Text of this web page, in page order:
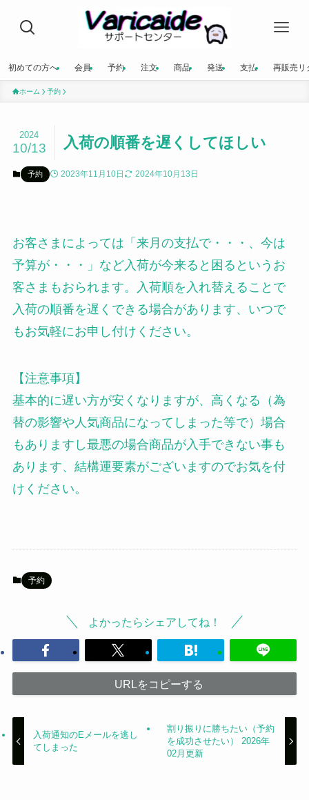
初めての方へ 会員 予約 注文 商品 発送 支払 再販売リ
ホーム 予約
入荷の順番を遅くしてほしい
2024
10/13
予約 2023年11月10日 2024年10月13日
お客さまによっては「来月の支払で・・・、今は
予算が・・・」など入荷が今来ると困るというお
客さまもおられます。入荷順を入れ替えることで
入荷の順番を遅くできる場合があります、いつで
もお気軽にお申し付けください。
【注意事項】
基本的に遅い方が安くなりますが、高くなる（為
替の影響や人気商品になってしまった等で）場合
もありますし最悪の場合商品が入手できない事も
あります、結構運要素がございますのでお気を付
けください。
予約
よかったらシェアしてね！
URLをコピーする
入荷通知のEメールを逃し
てしまった
割り振りに勝ちたい（予約
を成功させたい） 2026年
02月更新